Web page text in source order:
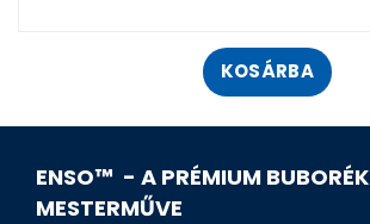
KOSÁRBA
ENSO™ - A PRÉMIUM BUBORÉK
MESTERMŰVE